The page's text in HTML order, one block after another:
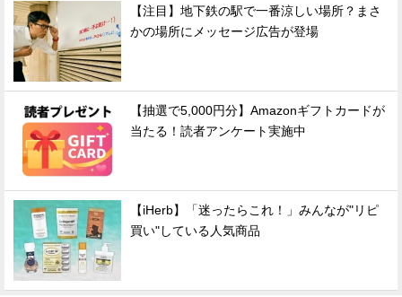
【注目】地下鉄の駅で一番涼しい場所？まさ
かの場所にメッセージ広告が登場
【抽選で5,000円分】Amazonギフトカードが
当たる！読者アンケート実施中
【iHerb】「迷ったらこれ！」みんなが"リピ
買い"している人気商品